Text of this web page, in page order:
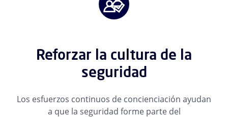
Reforzar la cultura de la
seguridad
Los esfuerzos continuos de concienciación ayudan
a que la seguridad forme parte del